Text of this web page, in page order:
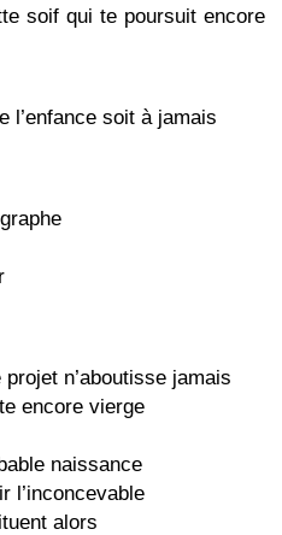
soif qui te poursuit encore
l’enfance soit à jamais
n’aboutisse jamais
encore vierge
naissance
l’inconcevable
alors